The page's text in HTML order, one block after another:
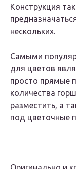
Конструкция
нескольких.
Самыми
для цветов
просто прямые
количества
разместить, а
под цветочные